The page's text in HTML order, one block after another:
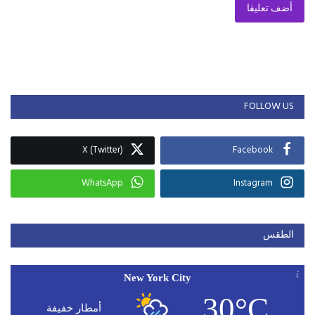
أضف تعليقا
FOLLOW US
Facebook
X (Twitter)
Instagram
WhatsApp
الطقس
New York City
أمطار خفيفة